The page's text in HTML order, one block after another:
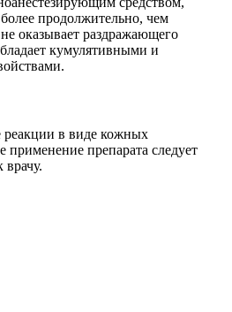
продолжительно, чем
оказывает раздражающего
кумулятивными и
в виде кожных
препарата следует
врачу.